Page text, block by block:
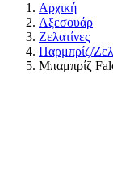
Αρχική
Αξεσουάρ
Ζελατίνες
Παρμπρίζ/
Μπαμπρίζ